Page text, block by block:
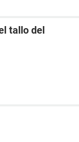
tallo del